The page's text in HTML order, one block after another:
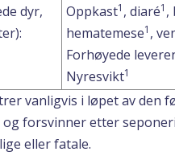
dyr,
Oppkast1 , diaré1 ,
hematemese1 ,
Forhøyede
Nyresvikt1
vanligvis i løpet av den
forsvinner etter
eller fatale.